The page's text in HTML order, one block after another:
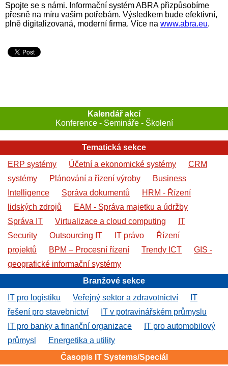
Spojte se s námi. Informační systém ABRA přizpůsobíme
přesně na míru vašim potřebám. Výsledkem bude efektivní,
plně digitalizovaná, moderní firma. Více na www.abra.eu.
Kalendář akcí
Konference - Semináře - Školení
Tematická sekce
ERP systémy
Účetní a ekonomické systémy
CRM
systémy
Plánování a řízení výroby
Business
Intelligence
Správa dokumentů
HRM - Řízení
lidských zdrojů
EAM - Správa majetku a údržby
Správa IT
Virtualizace a cloud computing
IT
Security
Outsourcing IT IT právo
Řízení
projektů
BPM – Procesní řízení Trendy ICT
GIS -
geografické informační systémy
Branžové sekce
IT pro logistiku
Veřejný sektor a zdravotnictví
IT
řešení pro stavebnictví
IT v potravinářském průmyslu
IT pro banky a finanční organizace
IT pro automobilový
průmysl
Energetika a utility
Časopis IT Systems/Speciál